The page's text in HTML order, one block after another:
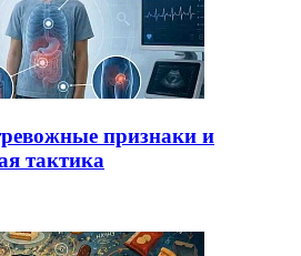
признаки и
тактика